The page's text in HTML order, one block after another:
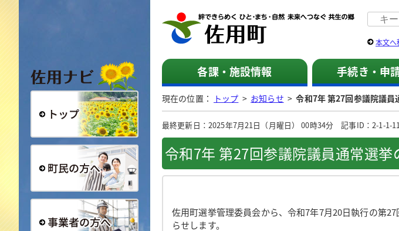
総合トップ
佐用町 公
本文へ
各課・施設情報 手続き・申
現在の位置： トップ > お知らせ >令和7年 第27回参議院議員
最終更新日：2025年7月21日（月曜日） 00時34分 記事ID：2-1-1-
令和7年 第27回参議院議員通常選挙
佐用町選挙管理委員会から、令和7年7月20日執行の第
らせします。